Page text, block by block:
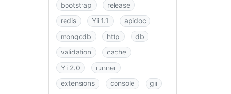
bootstrap
release
redis
Yii 1.1
apidoc
mongodb
http
db
validation
cache
Yii 2.0
runner
extensions
console
gii